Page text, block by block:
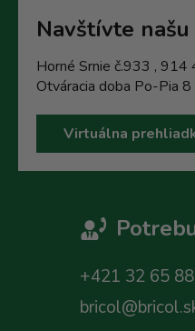
Navštívte
Horné Srnie č.933 , 914
Otváracia doba Po-Pia
Virtuálna
+421 32 65